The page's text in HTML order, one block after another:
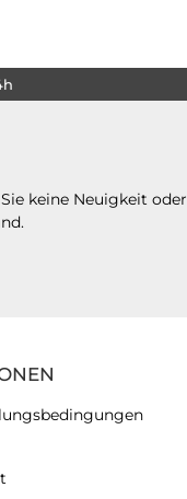
keine Neuigkeit oder